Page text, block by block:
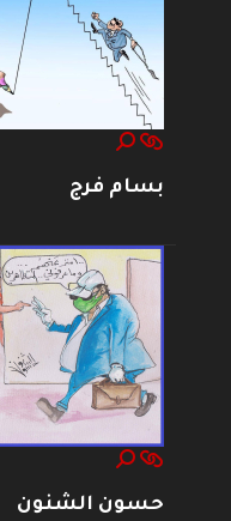
بسام فرج
حسون الشنون